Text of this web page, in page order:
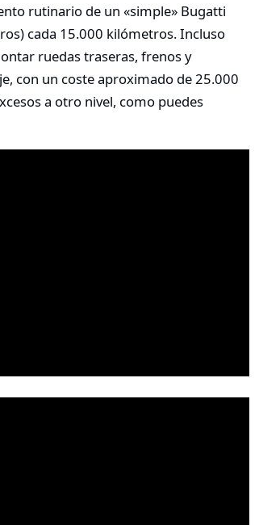
rutinario de un «simple» Bugatti
cada 15.000 kilómetros.Incluso
ruedas traseras, frenos y
con un coste aproximado de 25.000
a otro nivel, como puedes